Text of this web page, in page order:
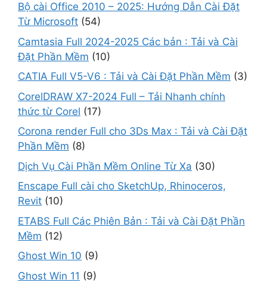
Bộ cài Office 2010 – 2025: Hướng Dẫn Cài Đặt
Từ Microsoft (54)
Camtasia Full 2024-2025 Các bản : Tải và Cài
Đặt Phần Mềm (10)
CATIA Full V5-V6 : Tải và Cài Đặt Phần Mềm (3)
CorelDRAW X7-2024 Full – Tải Nhanh chính
thức từ Corel (17)
Corona render Full cho 3Ds Max : Tải và Cài Đặt
Phần Mềm (8)
Dịch Vụ Cài Phần Mềm Online Từ Xa (30)
Enscape Full cài cho SketchUp, Rhinoceros,
Revit (10)
ETABS Full Các Phiên Bản : Tải và Cài Đặt Phần
Mềm (12)
Ghost Win 10 (9)
Ghost Win 11 (9)